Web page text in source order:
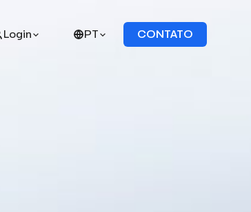
Login PT CONTATO